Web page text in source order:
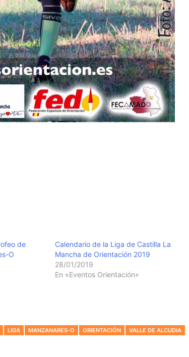
de
O
Calendario de la Liga de Castilla La
Mancha de Orientación 2019
28/01/2019
En «Eventos Orientación»
LIGA MANZANARES-O ORIENTACIÓN VALLE DE ALCUDIA